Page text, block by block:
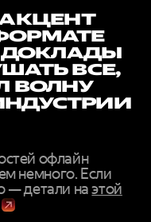
ДОКЛАДЫ
ВСЕ,
ВОЛНУ
офлайн
немного. Если
— детали наэтой